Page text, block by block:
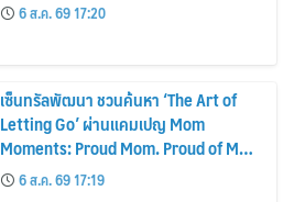
6 ส.ค. 69 17:20
เซ็นทรัลพัฒนา ชวนค้นหา ‘The Art of
Letting Go’ ผ่านแคมเปญ Mom
Moments: Proud Mom. Proud of My
Mom.6 ส.ค. 69 17:19